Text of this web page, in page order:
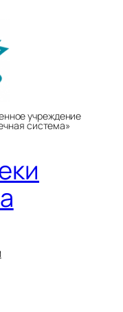
учреждение
система»